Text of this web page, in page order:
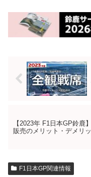
【2023年 F1日本GP鈴鹿
販売のメリット・デメリ
F1日本GP関連情報